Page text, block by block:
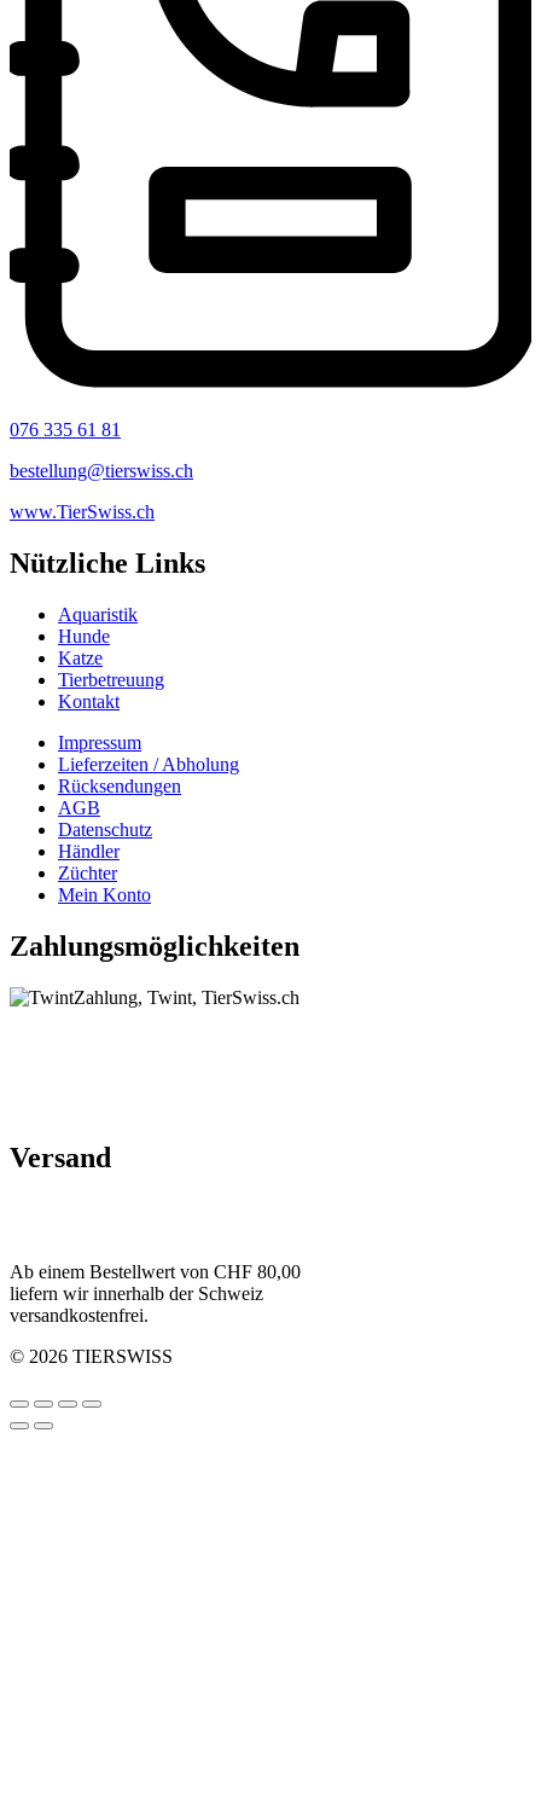
076 335 61 81
bestellung@tierswiss.ch
www.TierSwiss.ch
Nützliche Links
Aquaristik
Hunde
Katze
Tierbetreuung
Kontakt
Impressum
Lieferzeiten / Abholung
Rücksendungen
AGB
Datenschutz
Händler
Züchter
Mein Konto
Zahlungsmöglichkeiten
Versand
Ab einem Bestellwert von CHF 80,00
liefern wir innerhalb der Schweiz
versandkostenfrei.
© 2026 TIERSWISS